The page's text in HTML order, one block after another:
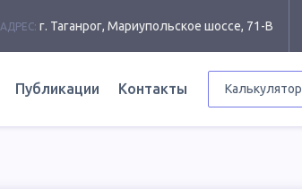
АДРЕС: г. Таганрог, Мариупольское шоссе, 71-В
Публикации Контакты Калькулятор